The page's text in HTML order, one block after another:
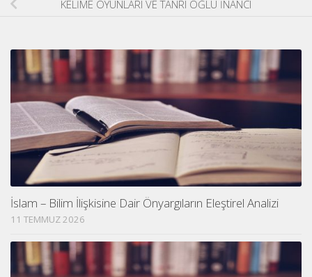
KELİME OYUNLARI VE TANRI OĞLU İNANCI
İslam – Bilim İlişkisine Dair Önyargıların Eleştirel Analizi
11 TEMMUZ 2026